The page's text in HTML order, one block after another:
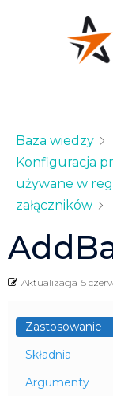
Baza wiedzy
Konfiguracja
używane w
załączników
Aktualizacja 5
Zastosowanie
Składnia
Argumenty